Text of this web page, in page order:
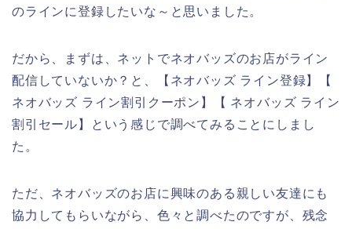
のラインに登録したいな～と思いました。
だから、まずは、ネットでネオバッズのお店がライン
配信していないか？と、【ネオバッズ ライン登録】【
ネオバッズ ライン割引クーポン】【 ネオバッズ ライン
割引セール】という感じで調べてみることにしまし
た。
ただ、ネオバッズのお店に興味のある親しい友達にも
協力してもらいながら、色々と調べたのですが、残念